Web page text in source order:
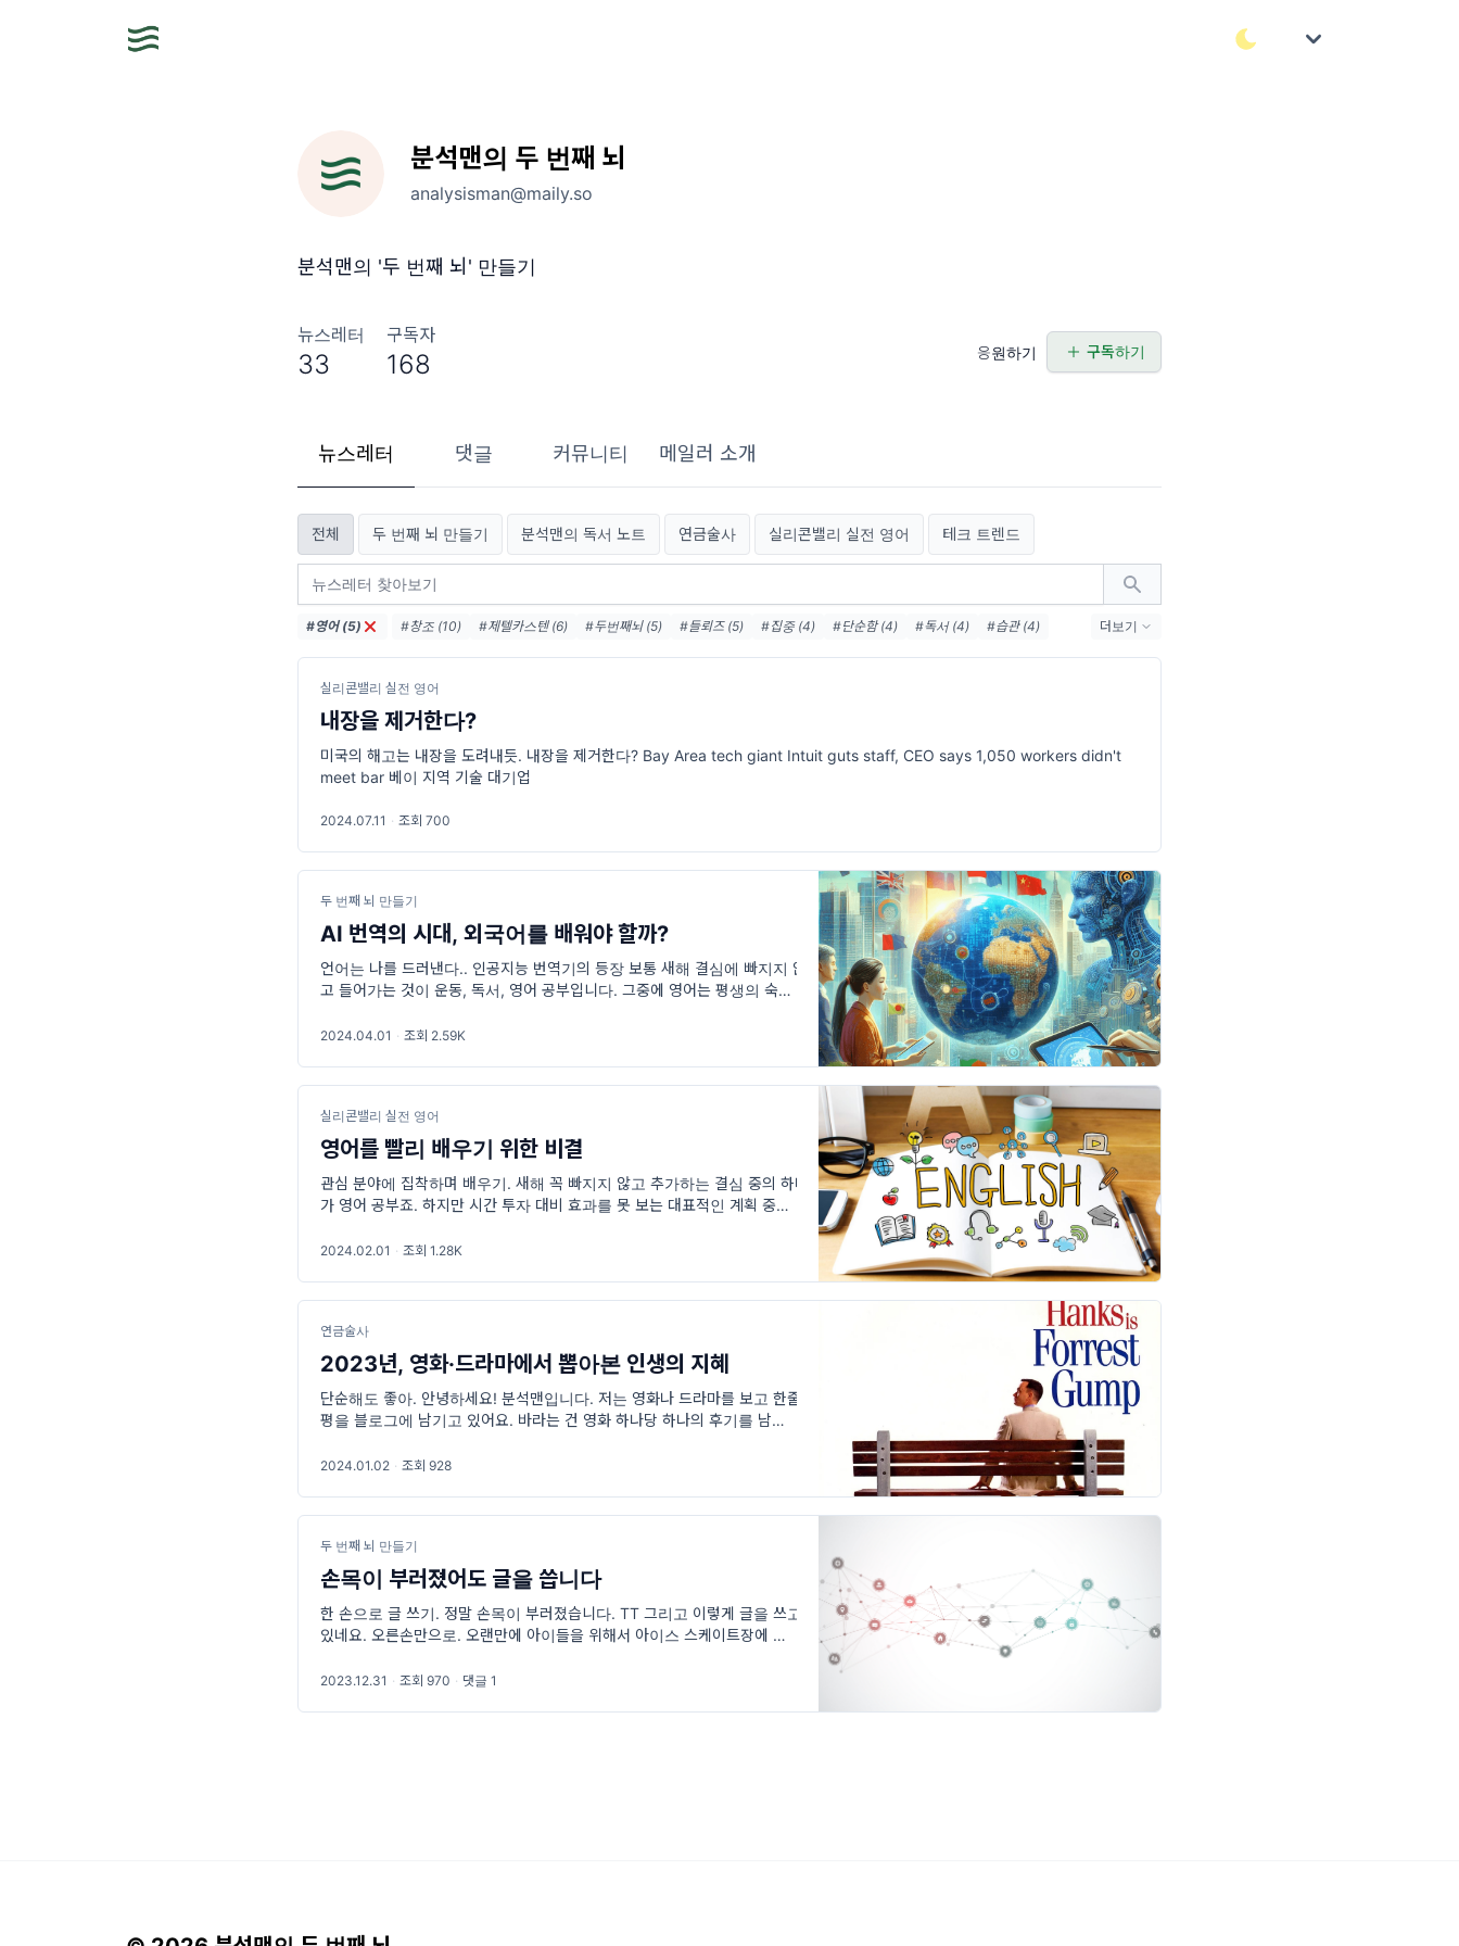
분석맨의 두 번째 뇌
analysisman@maily.so
분석맨의 '두 번째 뇌' 만들기
뉴스레터
33
구독자
168 응원하기 구독하기
뉴스레터 댓글 커뮤니티 메일러 소개
전체 두 번째 뇌 만들기 분석맨의 독서 노트 연금술사 실리콘밸리 실전 영어 테크 트렌드
#영어 (5) #창조 (10) #제텔카스텐 (6) #두번째뇌 (5) #들뢰즈 (5) #집중 (4) #단순함 (4) #독서 (4)
#습관 (4)
더보기
실리콘밸리 실전 영어
내장을 제거한다?
미국의 해고는 내장을 도려내듯. 내장을 제거한다? Bay Area tech giant Intuit guts staff, CEO says 1,050 workers didn't
meet bar 베이 지역 기술 대기업
2024.07.11 · 조회 700
두 번째 뇌 만들기
AI 번역의 시대, 외국어를 배워야 할까?
언어는 나를 드러낸다.. 인공지능 번역기의 등장 보통 새해 결심에 빠지지 않
고 들어가는 것이 운동, 독서, 영어 공부입니다. 그중에 영어는 평생의 숙제
2024.04.01 · 조회 2.59K
실리콘밸리 실전 영어
영어를 빨리 배우기 위한 비결
관심 분야에 집착하며 배우기. 새해 꼭 빠지지 않고 추가하는 결심 중의 하나
가 영어 공부죠. 하지만 시간 투자 대비 효과를 못 보는 대표적인 계획 중의
2024.02.01 · 조회 1.28K
연금술사
2023년, 영화·드라마에서 뽑아본 인생의 지혜
단순해도 좋아. 안녕하세요! 분석맨입니다. 저는 영화나 드라마를 보고 한줄
평을 블로그에 남기고 있어요. 바라는 건 영화 하나당 하나의 후기를 남기는
2024.01.02 · 조회 928
두 번째 뇌 만들기
손목이 부러졌어도 글을 씁니다
한 손으로 글 쓰기. 정말 손목이 부러졌습니다. TT 그리고 이렇게 글을 쓰고
있네요. 오른손만으로. 오랜만에 아이들을 위해서 아이스 스케이트장에 갔다
2023.12.31 · 조회 970 · 댓글 1